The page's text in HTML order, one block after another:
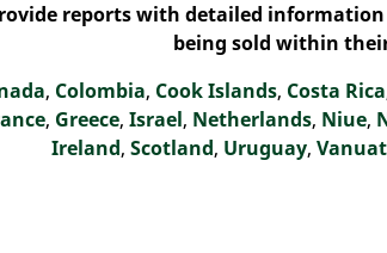
reports with detailed information
being sold within
, Colombia, Cook Islands, Costa Rica
, Greece, Israel, Netherlands, Niue,
Ireland, Scotland, Uruguay,